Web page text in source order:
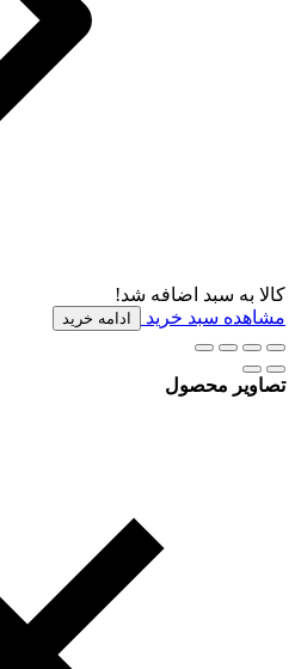
کالا به سبد اضافه شد!
مشاهده سبد خرید
ادامه خرید
تصاویر محصول